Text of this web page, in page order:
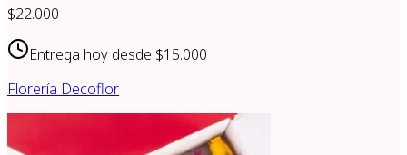
$22.000
Entrega hoy desde $15.000
Florería Decoflor